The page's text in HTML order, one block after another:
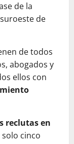
de la
de
de todos
abogados y
ellos con
reclutas en
cinco